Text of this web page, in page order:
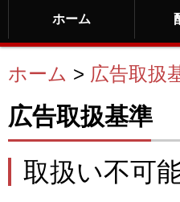
ホーム
ホーム > 広告取扱
広告取扱基準
取扱い不可